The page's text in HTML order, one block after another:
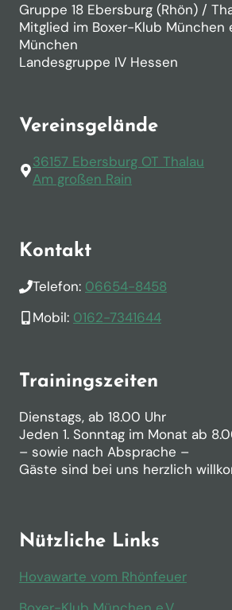
Gruppe 18 Ebersburg (Rhön) /
Mitglied im Boxer-Klub München
München
Landesgruppe IV Hessen
Vereinsgelände
36157 Ebersburg OT Thalau
Am großen Rain
Kontakt
Telefon: 06654-8458
Mobil: 0162-7341644
Trainingszeiten
Dienstags, ab 18.00 Uhr
Jeden 1. Sonntag im Monat ab
– sowie nach Absprache –
Gäste sind bei uns herzlich
Nützliche Links
Hovawarte vom Rhönfeuer